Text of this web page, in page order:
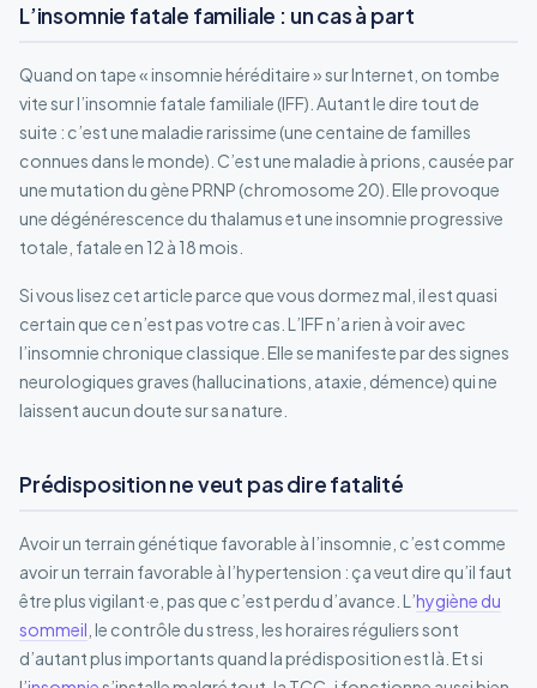
L’insomnie fatale familiale : un cas à part
Quand on tape « insomnie héréditaire » sur Internet, on tombe
vite sur l’insomnie fatale familiale (IFF). Autant le dire tout de
suite : c’est une maladie rarissime (une centaine de familles
connues dans le monde). C’est une maladie à prions, causée par
une mutation du gène PRNP (chromosome 20). Elle provoque
une dégénérescence du thalamus et une insomnie progressive
totale, fatale en 12 à 18 mois.
Si vous lisez cet article parce que vous dormez mal, il est quasi
certain que ce n’est pas votre cas. L’IFF n’a rien à voir avec
l’insomnie chronique classique. Elle se manifeste par des signes
neurologiques graves (hallucinations, ataxie, démence) qui ne
laissent aucun doute sur sa nature.
Prédisposition ne veut pas dire fatalité
Avoir un terrain génétique favorable à l’insomnie, c’est comme
avoir un terrain favorable à l’hypertension : ça veut dire qu’il faut
être plus vigilant·e, pas que c’est perdu d’avance. L’hygiène du
sommeil , le contrôle du stress, les horaires réguliers sont
d’autant plus importants quand la prédisposition est là. Et si